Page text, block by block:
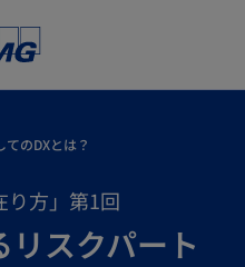
のDXとは？
り方」第1回
スクパート